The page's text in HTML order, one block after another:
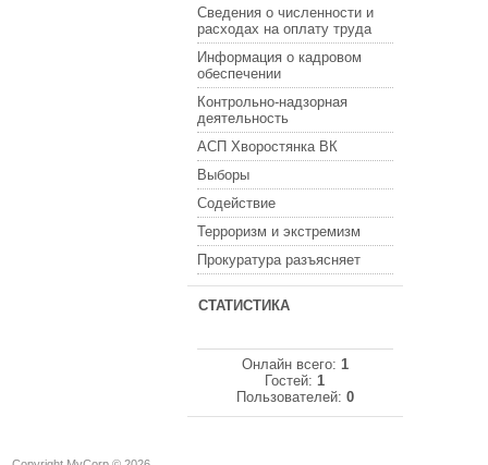
Сведения о численности и
расходах на оплату труда
Информация о кадровом
обеспечении
Контрольно-надзорная
деятельность
АСП Хворостянка ВК
Выборы
Содействие
Терроризм и экстремизм
Прокуратура разъясняет
СТАТИСТИКА
Онлайн всего: 1
Гостей:1
Пользователей: 0